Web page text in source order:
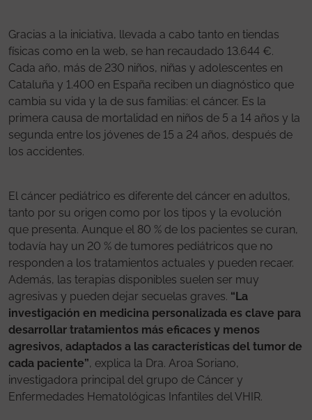
Gracias a la iniciativa, llevada a cabo tanto en tiendas
físicas como en la web, se han recaudado 13.644 €.
Cada año, más de 230 niños, niñas y adolescentes en
Cataluña y 1.400 en España reciben un diagnóstico que
cambia su vida y la de sus familias: el cáncer. Es la
primera causa de mortalidad en niños de 5 a 14 años y la
segunda entre los jóvenes de 15 a 24 años, después de
los accidentes.
El cáncer pediátrico es diferente del cáncer en adultos,
tanto por su origen como por los tipos y la evolución
que presenta. Aunque el 80 % de los pacientes se curan,
todavía hay un 20 % de tumores pediátricos que no
responden a los tratamientos actuales y pueden recaer.
Además, las terapias disponibles suelen ser muy
agresivas y pueden dejar secuelas graves. “La
investigación en medicina personalizada es clave para
desarrollar tratamientos más eficaces y menos
agresivos, adaptados a las características del tumor de
cada paciente”, explica la Dra. Aroa Soriano,
investigadora principal del grupo de Cáncer y
Enfermedades Hematológicas Infantiles del VHIR.